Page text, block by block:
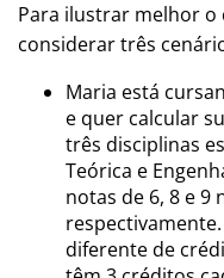
Para ilustrar melhor o
considerar três
Maria está
e quer calcular
três disciplinas
Teórica e
notas de 6, 8 e 9
diferente de